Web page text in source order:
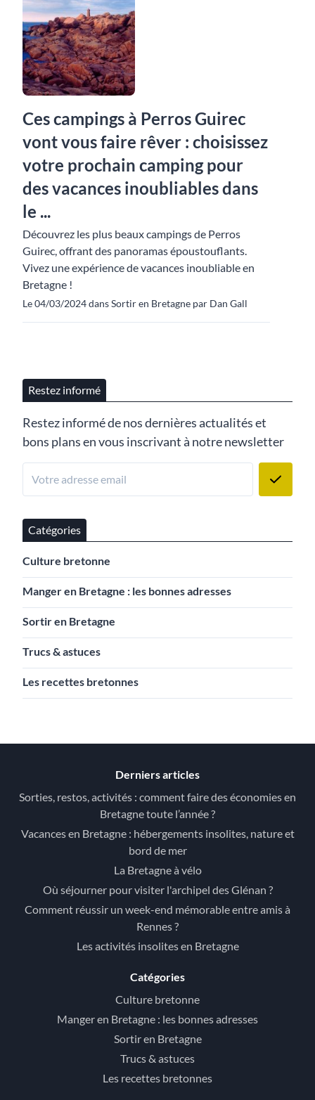
Ces campings à Perros Guirec
vont vous faire rêver : choisissez
votre prochain camping pour
des vacances inoubliables dans
le ...
Découvrez les plus beaux campings de Perros
Guirec, offrant des panoramas époustouflants.
Vivez une expérience de vacances inoubliable en
Bretagne !
Le 04/03/2024 dans Sortir en Bretagne par Dan Gall
Restez informé
Restez informé de nos dernières actualités et
bons plans en vous inscrivant à notre newsletter
Catégories
Culture bretonne
Manger en Bretagne : les bonnes adresses
Sortir en Bretagne
Trucs & astuces
Les recettes bretonnes
Derniers articles
Sorties, restos, activités : comment faire des économies en
Bretagne toute l’année ?
Vacances en Bretagne : hébergements insolites, nature et
bord de mer
La Bretagne à vélo
Où séjourner pour visiter l'archipel des Glénan ?
Comment réussir un week-end mémorable entre amis à
Rennes ?
Les activités insolites en Bretagne
Catégories
Culture bretonne
Manger en Bretagne : les bonnes adresses
Sortir en Bretagne
Trucs & astuces
Les recettes bretonnes